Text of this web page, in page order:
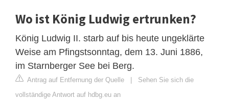
Wo ist König Ludwig ertrunken?
König Ludwig II. starb auf bis heute ungeklärte
Weise am Pfingstsonntag, dem 13. Juni 1886,
im Starnberger See bei Berg.
Antrag auf Entfernung der Quelle | Sehen Sie sich die
vollständige Antwort auf hdbg.eu an